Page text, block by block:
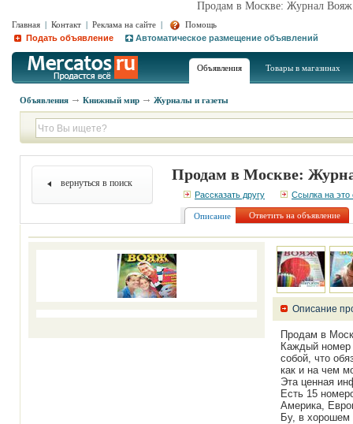
Продам в Москве: Журнал
Главная | Контакт | Реклама на сайте |
Помощь
Подать объявление
Автоматическое размещение объявлений
Объявления Товары в магазинах
Объявления Книжный мир Журналы и газеты
вернуться в поиск Продам в Москве:
Рассказать другу Ссылка на это
Описание Ответить на объявление
Описание
Продам в
Каждый номер
собой, что
как и на чем
Эта ценная
Есть 15
Америка,
Бу, в хорошем